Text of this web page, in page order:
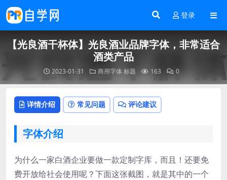
登录
【光良酒干杯体】光良酒业品牌字体，非常适合
酒类产品
2023-01-31 商用字体标题 163 0
详情介绍 常见问题 评论建议
字体介绍
为什么一家白酒企业要做一款定制字库，而且！还要免
费开放给社会使用呢？下面这张截图，就是其中的一个